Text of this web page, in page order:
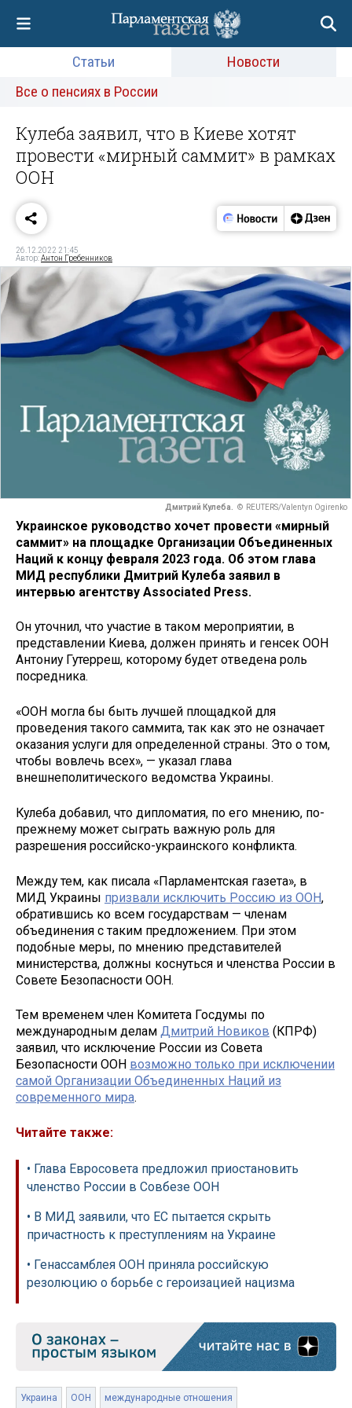
Статьи
Новости
Все о пенсиях в России
Кулеба заявил, что в Киеве хотят
провести «мирный саммит» в рамках
ООН
26.12.2022 21:45
Автор:Антон Гребенников
Дмитрий Кулеба. © REUTERS/Valentyn Ogirenko
Украинское руководство хочет провести «мирный
саммит» на площадке Организации Объединенных
Наций к концу февраля 2023 года. Об этом глава
МИД республики Дмитрий Кулеба заявил в
интервью агентству Associated Press.
Он уточнил, что участие в таком мероприятии, в
представлении Киева, должен принять и генсек ООН
Антониу Гутерреш, которому будет отведена роль
посредника.
«ООН могла бы быть лучшей площадкой для
проведения такого саммита, так как это не означает
оказания услуги для определенной страны. Это о том,
чтобы вовлечь всех», — указал глава
внешнеполитического ведомства Украины.
Кулеба добавил, что дипломатия, по его мнению, по-
прежнему может сыграть важную роль для
разрешения российско-украинского конфликта.
Между тем, как писала «Парламентская газета», в
МИД Украины призвали исключить Россию из ООН,
обратившись ко всем государствам — членам
объединения с таким предложением. При этом
подобные меры, по мнению представителей
министерства, должны коснуться и членства России в
Совете Безопасности ООН.
Тем временем член Комитета Госдумы по
международным делам Дмитрий Новиков (КПРФ)
заявил, что исключение России из Совета
Безопасности ООН возможно только при исключении
самой Организации Объединенных Наций из
современного мира.
Читайте также:
• Глава Евросовета предложил приостановить
членство России в Совбезе ООН
• В МИД заявили, что ЕС пытается скрыть
причастность к преступлениям на Украине
• Генассамблея ООН приняла российскую
резолюцию о борьбе с героизацией нацизма
Украина ООН международные отношения